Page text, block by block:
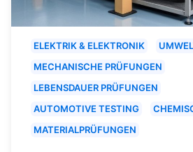
ELEKTRIK & ELEKTRONIK
MECHANISCHE PRÜFUNGEN
LEBENSDAUER PRÜFUNGEN
AUTOMOTIVE TESTING
MATERIALPRÜFUNGEN